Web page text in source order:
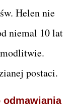
Helen nie
niemal 10 lat
postaci.
odmawiania